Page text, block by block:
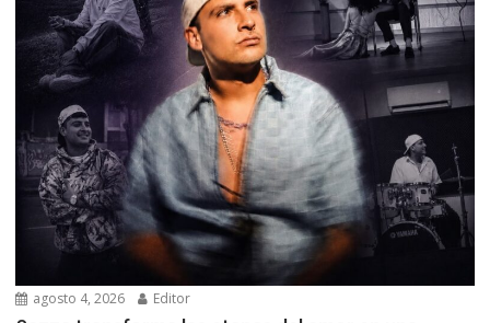
agosto 4, 2026 Editor